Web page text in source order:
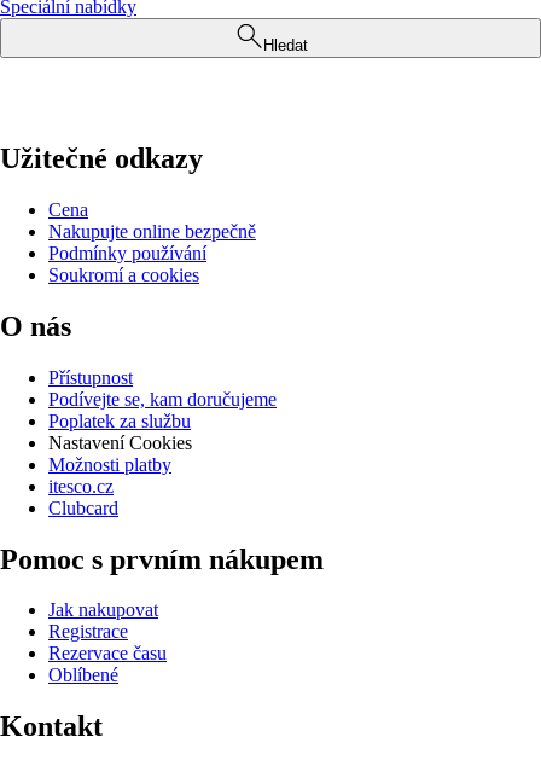
Speciální nabídky
Hledat
Užitečné odkazy
Cena
Nakupujte online bezpečně
Podmínky používání
Soukromí a cookies
O nás
Přístupnost
Podívejte se, kam doručujeme
Poplatek za službu
Nastavení Cookies
Možnosti platby
itesco.cz
Clubcard
Pomoc s prvním nákupem
Jak nakupovat
Registrace
Rezervace času
Oblíbené
Kontakt